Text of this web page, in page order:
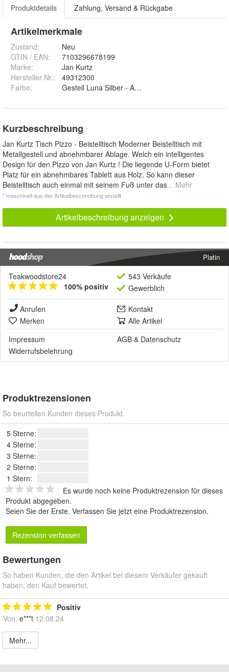
Produktdetails Zahlung, Versand & Rückgabe
Artikelmerkmale
Zustand:
Neu
GTIN / EAN:
7103296678199
Marke:
Jan Kurtz
Hersteller Nr.:
49312300
Farbe: Gestell Luna Silber - Ablage Weiss, Gestell Luna
Kurzbeschreibung *
Jan Kurtz Tisch Pizzo - Beistelltisch Moderner Beistelltisch mit
Metallgestell und abnehmbarer Ablage. Welch ein intelligentes
Design für den Pizzo von Jan Kurtz ! Die liegende U-Form bietet
Platz für ein abnehmbares Tablett aus Holz. So kann dieser
Beistelltisch auch einmal mit seinem Fuß unter das... Mehr
* maschinell aus der Artikelbeschreibung erstellt
Artikelbeschreibung anzeigen
Platin
Teakwoodstore24
100% positiv
543 Verkäufe
Gewerblich
Anrufen
Kontakt
Merken
Alle Artikel
Impressum
AGB & Datenschutz
Widerrufsbelehrung
Produktrezensionen
So beurteilen Kunden dieses Produkt.
5 Sterne:
4 Sterne:
3 Sterne:
2 Sterne:
1 Stern:
Es wurde noch keine Produktrezension für dieses
Produkt abgegeben.
Seien Sie der Erste. Verfassen Sie jetzt eine Produktrezension.
Rezension verfassen
Bewertungen
So haben Kunden, die den Artikel bei diesem Verkäufer gekauft
haben, den Kauf bewertet.
Positiv
Von: e***t 12.08.24
Mehr...